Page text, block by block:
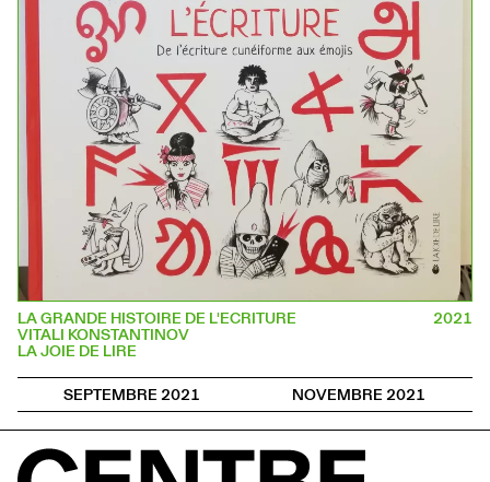
LA GRANDE HISTOIRE DE L'ECRITURE
VITALI KONSTANTINOV
LA JOIE DE LIRE
2021
SEPTEMBRE 2021 NOVEMBRE 2021